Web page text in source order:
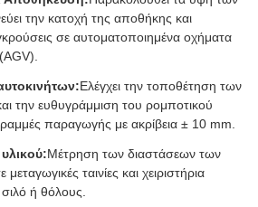
την κατοχή της αποθήκης και
σε αυτοματοποιημένα οχήματα
Ελέγχει την τοποθέτηση των
την ευθυγράμμιση του ρομποτικού
παραγωγής με ακρίβεια ± 10 mm.
Μέτρηση των διαστάσεων των
μεταγωγικές ταινίες και χειριστήρια
ή θόλους.